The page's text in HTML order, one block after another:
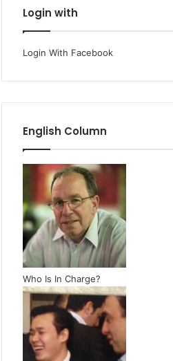
Login with
Login With Facebook
English Column
Who Is In Charge?